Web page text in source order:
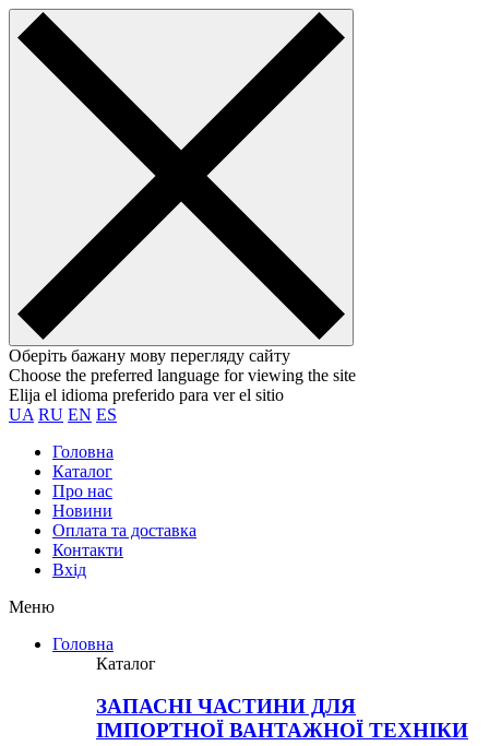
Оберіть бажану мову перегляду сайту
Choose the preferred language for viewing the site
Elija el idioma preferido para ver el sitio
UA RU EN ES
Головна
Каталог
Про нас
Новини
Оплата та доставка
Контакти
Вхiд
Меню
Головна
Каталог
ЗАПАСНІ ЧАСТИНИ ДЛЯ
ІМПОРТНОЇ ВАНТАЖНОЇ ТЕХНІКИ